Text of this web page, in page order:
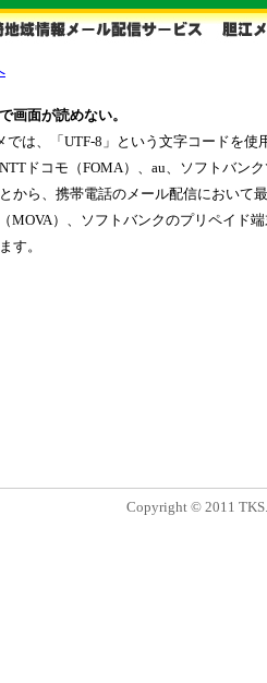
画面が読めない。
では、「UTF-8」という文字コードを
ドコモ（FOMA）、au、ソフトバン
から、携帯電話のメール配信において
MOVA）、ソフトバンクのプリペイド
す。
Copyright © 2011